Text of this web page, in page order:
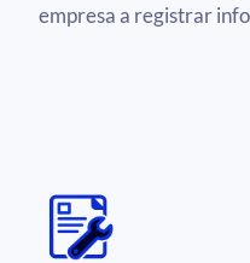
empresa a registrar